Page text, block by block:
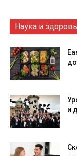
Наука и
и